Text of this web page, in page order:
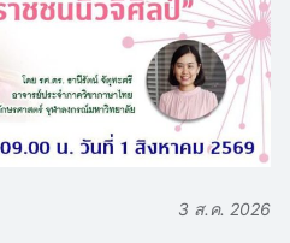
3 ส.ค. 2026